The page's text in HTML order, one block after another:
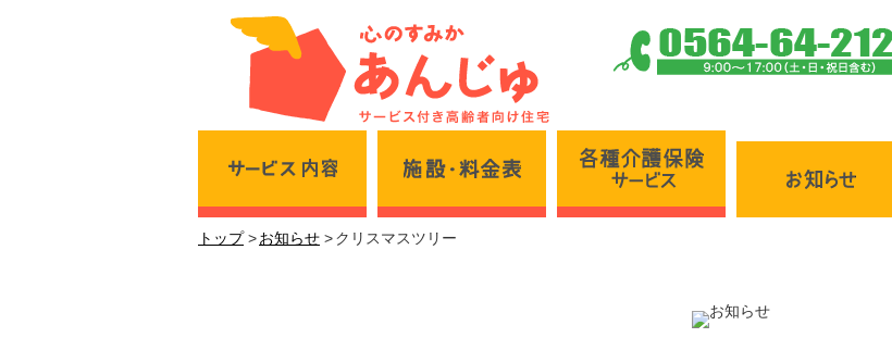
サービス内容 施設・料金表
トップ お知らせ クリスマスツリー